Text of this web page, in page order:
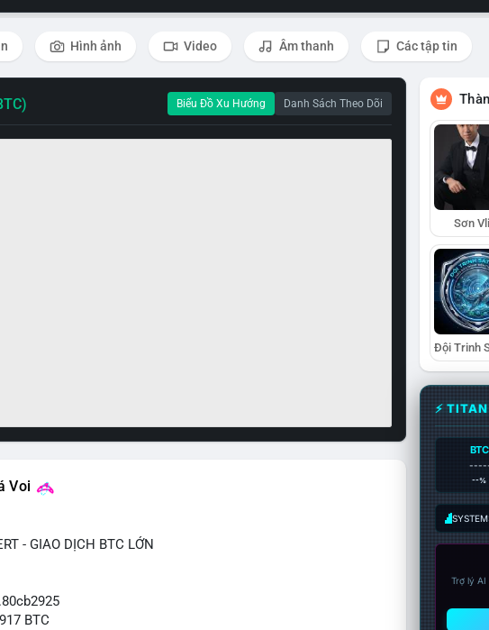
Hình ảnh Video Âm thanh Các tập tin
Biểu Đồ Xu Hướng Danh Sách Theo Dõi
Voi
- GIAO DỊCH BTC LỚN
BTC
Sơn
⚡
BTC
--%
Trợ lý